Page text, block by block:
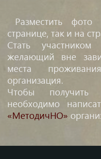
Разместить
странице, так и на
Стать
желающий вне
места
организация.
Чтобы получить
необходимо
«МетодичНО»